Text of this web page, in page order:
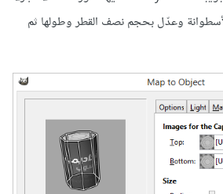
وعدّل بحجم نصف القطر وطولها ثم